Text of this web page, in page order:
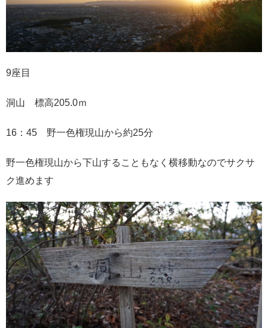
9座目
洞山 標高205.0ｍ
16：45 野一色権現山から約25分
野一色権現山から下山することもなく横移動なのでサクサ
ク進めます